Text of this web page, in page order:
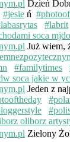
Dzień
#jesie ń
#labrit
Już wiem,
#familytimes
Jeden z
Zielony